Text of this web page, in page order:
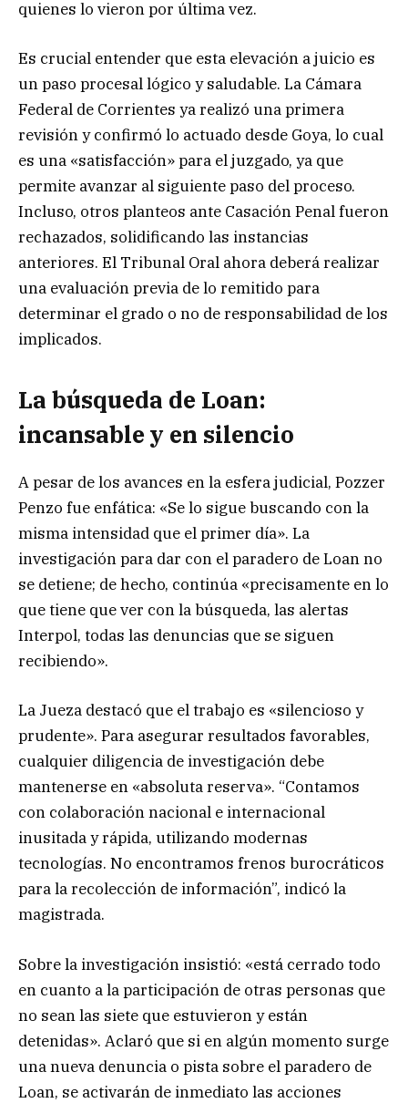
quienes lo vieron por última vez.
Es crucial entender que esta elevación a juicio es
un paso procesal lógico y saludable. La Cámara
Federal de Corrientes ya realizó una primera
revisión y confirmó lo actuado desde Goya, lo cual
es una «satisfacción» para el juzgado, ya que
permite avanzar al siguiente paso del proceso.
Incluso, otros planteos ante Casación Penal fueron
rechazados, solidificando las instancias
anteriores. El Tribunal Oral ahora deberá realizar
una evaluación previa de lo remitido para
determinar el grado o no de responsabilidad de los
implicados.
La búsqueda de Loan:
incansable y en silencio
A pesar de los avances en la esfera judicial, Pozzer
Penzo fue enfática: «Se lo sigue buscando con la
misma intensidad que el primer día». La
investigación para dar con el paradero de Loan no
se detiene; de hecho, continúa «precisamente en lo
que tiene que ver con la búsqueda, las alertas
Interpol, todas las denuncias que se siguen
recibiendo».
La Jueza destacó que el trabajo es «silencioso y
prudente». Para asegurar resultados favorables,
cualquier diligencia de investigación debe
mantenerse en «absoluta reserva». “Contamos
con colaboración nacional e internacional
inusitada y rápida, utilizando modernas
tecnologías. No encontramos frenos burocráticos
para la recolección de información”, indicó la
magistrada.
Sobre la investigación insistió: «está cerrado todo
en cuanto a la participación de otras personas que
no sean las siete que estuvieron y están
detenidas». Aclaró que si en algún momento surge
una nueva denuncia o pista sobre el paradero de
Loan, se activarán de inmediato las acciones